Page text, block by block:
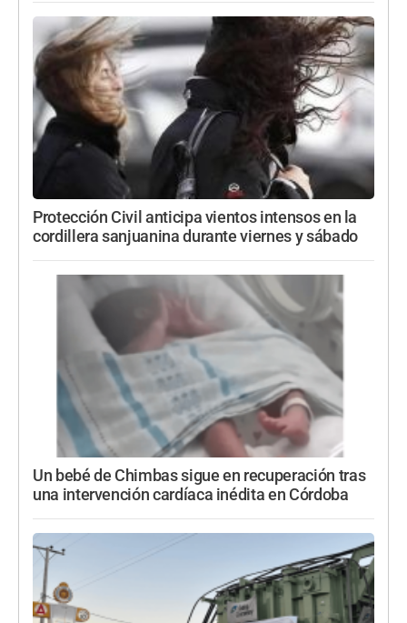
Protección Civil anticipa vientos intensos en la
cordillera sanjuanina durante viernes y sábado
Un bebé de Chimbas sigue en recuperación tras
una intervención cardíaca inédita en Córdoba